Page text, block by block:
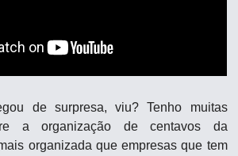
de surpresa, viu? Tenho muitas
a organização de centavos da
organizada que empresas que tem